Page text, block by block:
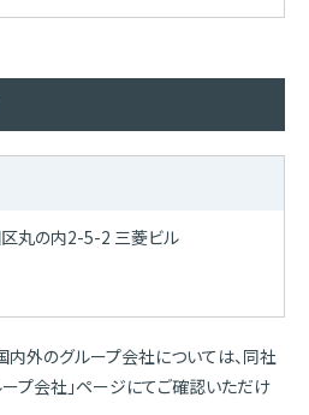
丸の内2-5-2 三菱ビル
内外のグループ会社については、同社
ープ会社」ページにてご確認いただけ